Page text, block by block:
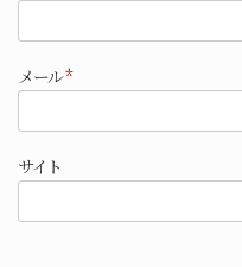
メール*
サイト